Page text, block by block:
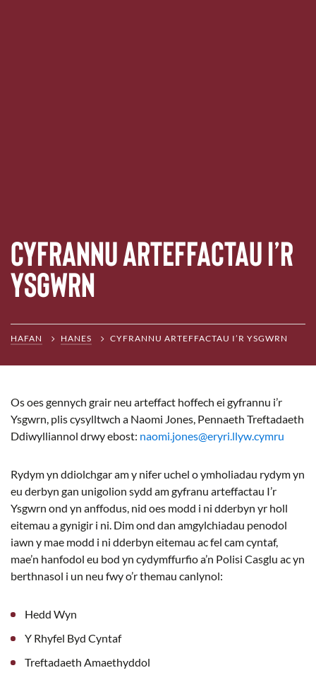
Cyfrannu Arteffactau i’r
Ysgwrn
HAFAN HANES CYFRANNU ARTEFFACTAU I’R YSGWRN
Os oes gennych grair neu arteffact hoffech ei gyfrannu i’r
Ysgwrn, plis cysylltwch a Naomi Jones, Pennaeth Treftadaeth
Ddiwylliannol drwy ebost: naomi.jones@eryri.llyw.cymru
Rydym yn ddiolchgar am y nifer uchel o ymholiadau rydym yn
eu derbyn gan unigolion sydd am gyfranu arteffactau I’r
Ysgwrn ond yn anffodus, nid oes modd i ni dderbyn yr holl
eitemau a gynigir i ni. Dim ond dan amgylchiadau penodol
iawn y mae modd i ni dderbyn eitemau ac fel cam cyntaf,
mae’n hanfodol eu bod yn cydymffurfio a’n Polisi Casglu ac yn
berthnasol i un neu fwy o’r themau canlynol:
Hedd Wyn
Y Rhyfel Byd Cyntaf
Treftadaeth Amaethyddol